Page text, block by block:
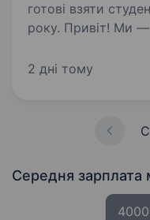
готові взяти
року. Привіт! Ми — Kovalchuk.hair, сучасний
закоханих у свою
2 дні тому
Середня зарплата